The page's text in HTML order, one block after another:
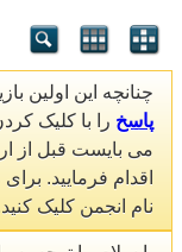
چنانچه این اولین
پاسخ را با کلیک
می بایست قبل از
اقدام فرمایید.
نام انجمن کلیک